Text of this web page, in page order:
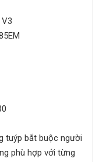
tuýp bắt buộc người
phù hợp với từng